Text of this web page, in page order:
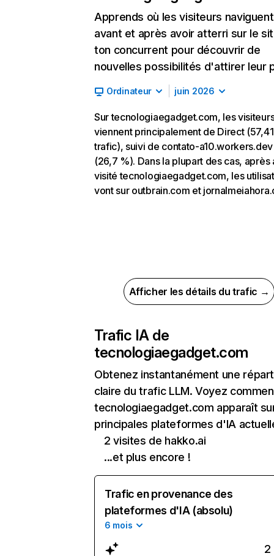
Apprends où les visiteurs naviguent
avant et après avoir atterri sur le
ton concurrent pour découvrir de
nouvelles possibilités d'attirer leur
Ordinateur juin 2026
Sur tecnologiaegadget.com, les
viennent principalement de Direct
trafic), suivi de contato-a10.workers.dev
(26,7 %). Dans la plupart des cas, après
visité tecnologiaegadget.com, les
vont sur outbrain.com et
Afficher les détails du trafic →
Trafic IA de
tecnologiaegadget.com
Obtenez instantanément une
claire du trafic LLM. Voyez
tecnologiaegadget.com apparaît
principales plateformes d'IA
2 visites de hakko.ai
...et plus encore !
Trafic en provenance des
plateformes d'IA (absolu)
6 mois
2